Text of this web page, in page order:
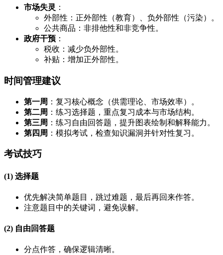
市场失灵 ：
外部性：正外部性（教育）、负外部性（污染）。
公共商品：非排他性和非竞争性。
政府干预 ：
税收：减少负外部性。
补贴：增加正外部性。
时间管理建议
第一周 ：复习核心概念（供需理论、市场效率）。
第二周 ：练习选择题，重点复习成本与市场结构。
第三周 ：练习自由回答题，提升图表绘制和解释能力。
第四周 ：模拟考试，检查知识漏洞并针对性复习。
考试技巧
(1) 选择题
优先解决简单题目，跳过难题，最后再回来作答。
注意题目中的关键词，避免误解。
(2) 自由回答题
分点作答，确保逻辑清晰。